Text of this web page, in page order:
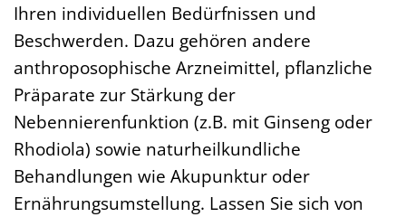
Ihren individuellen Bedürfnissen und
Beschwerden. Dazu gehören andere
anthroposophische Arzneimittel, pflanzliche
Präparate zur Stärkung der
Nebennierenfunktion (z.B. mit Ginseng oder
Rhodiola) sowie naturheilkundliche
Behandlungen wie Akupunktur oder
Ernährungsumstellung. Lassen Sie sich von